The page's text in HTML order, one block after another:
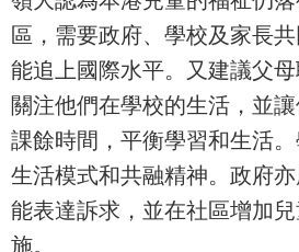
區，需要政府、學校及家長
能追上國際水平。又建議父
關注他們在學校的生活，並
課餘時間，平衡學習和生活
生活模式和共融精神。政府
能表達訴求，並在社區增加
施。